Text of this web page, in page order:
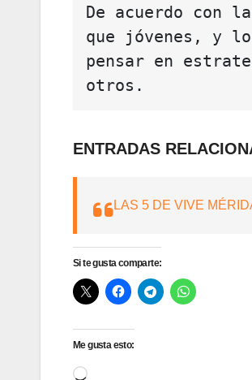
De acuerdo con
que jóvenes, y
pensar en
otros.
ENTRADAS
LAS 5 DE VIVE
Si te gusta comparte:
Me gusta esto:
Cargando...